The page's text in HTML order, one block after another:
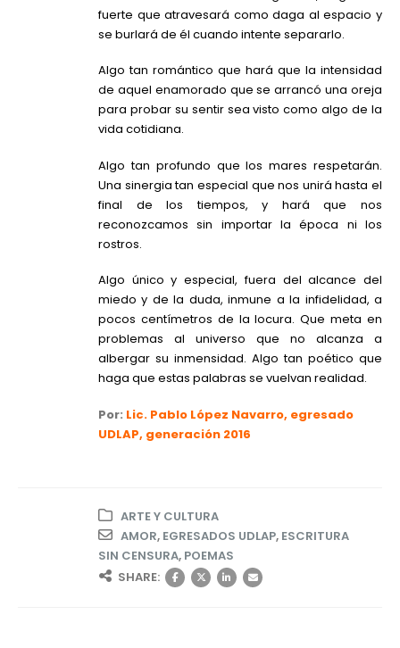
fuerte que atravesará como daga al espacio y
se burlará de él cuando intente separarlo.
Algo tan romántico que hará que la intensidad
de aquel enamorado que se arrancó una oreja
para probar su sentir sea visto como algo de la
vida cotidiana.
Algo tan profundo que los mares respetarán.
Una sinergia tan especial que nos unirá hasta el
final de los tiempos, y hará que nos
reconozcamos sin importar la época ni los
rostros.
Algo único y especial, fuera del alcance del
miedo y de la duda, inmune a la infidelidad, a
pocos centímetros de la locura. Que meta en
problemas al universo que no alcanza a
albergar su inmensidad. Algo tan poético que
haga que estas palabras se vuelvan realidad.
Por: Lic. Pablo López Navarro, egresado
UDLAP, generación 2016
ARTE Y CULTURA
AMOR, EGRESADOS UDLAP, ESCRITURA
SIN CENSURA, POEMAS
SHARE: